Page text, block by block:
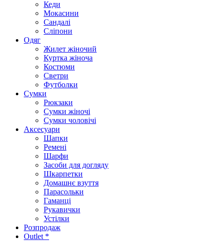
Кеди
Мокасини
Сандалі
Сліпони
Одяг
Жилет жіночий
Куртка жіноча
Костюми
Светри
Футболки
Сумки
Рюкзаки
Сумки жіночі
Сумки чоловічі
Аксеcуари
Шапки
Ремені
Шарфи
Засоби для догляду
Шкарпетки
Домашнє взуття
Парасольки
Гаманці
Рукавички
Устілки
Розпродаж
Outlet *